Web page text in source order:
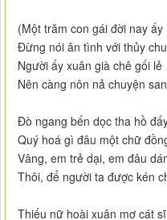
(Một trăm con gái đời nay ấy
Đừng nói ân tình với thủy
Người ấy xuân già chê gối lẻ
Nên càng nôn nả chuyện
Đò ngang bến dọc tha hồ
Quý hoá gì đâu một chữ
Vâng, em trẻ dại, em đâu
Thôi, để người ta được kén
Thiếu nữ hoài xuân mơ cát sĩ